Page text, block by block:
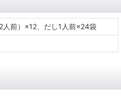
前）×12、だし1人前×24袋